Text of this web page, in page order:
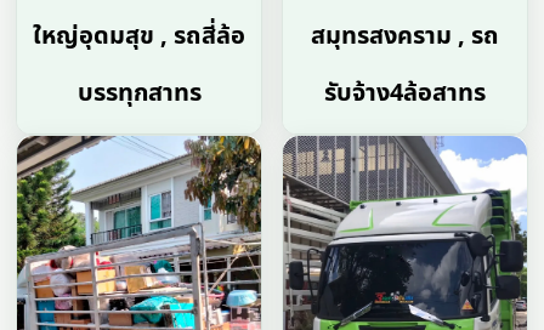
ใหญ่อุดมสุข , รถสี่ล้อ
บรรทุกสาทร
สมุทรสงคราม , รถ
รับจ้าง4ล้อสาทร